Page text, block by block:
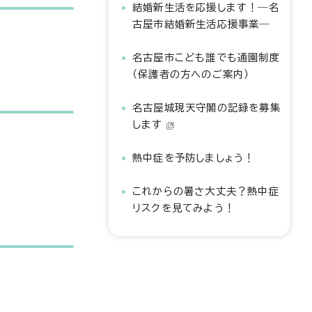
結婚新生活を応援します！―名
古屋市結婚新生活応援事業―
名古屋市こども誰でも通園制度
（保護者の方へのご案内）
名古屋城現天守閣の記録を募集
します
熱中症を予防しましょう！
これからの暑さ大丈夫？熱中症
リスクを見てみよう！